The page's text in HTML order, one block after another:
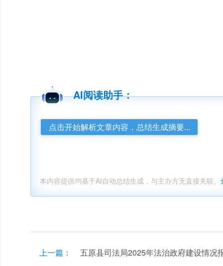
AI阅读助手：
点击开始解析文章内容，总结生成摘要...
本内容提供均基于AI自动总结生成，与主办方无直接关联。
上一篇： 五原县司法局2025年法治政府建设情况